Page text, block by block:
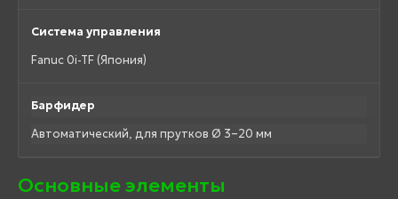
Система управления
Fanuc 0i-TF (Япония)
Барфидер
Автоматический, для прутков Ø 3–20 мм
Основные элементы